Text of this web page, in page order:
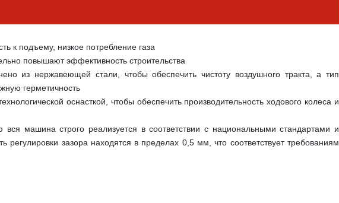
к подъему, низкое потребление газа
повышают эффективность строительства
из нержавеющей стали, чтобы обеспечить чистоту воздушного тракта, а тип
герметичность
оснасткой, чтобы обеспечить производительность ходового колеса и
вся машина строго реализуется в соответствии с национальными стандартами и
зазора находятся в пределах 0,5 мм, что соответствует требованиям